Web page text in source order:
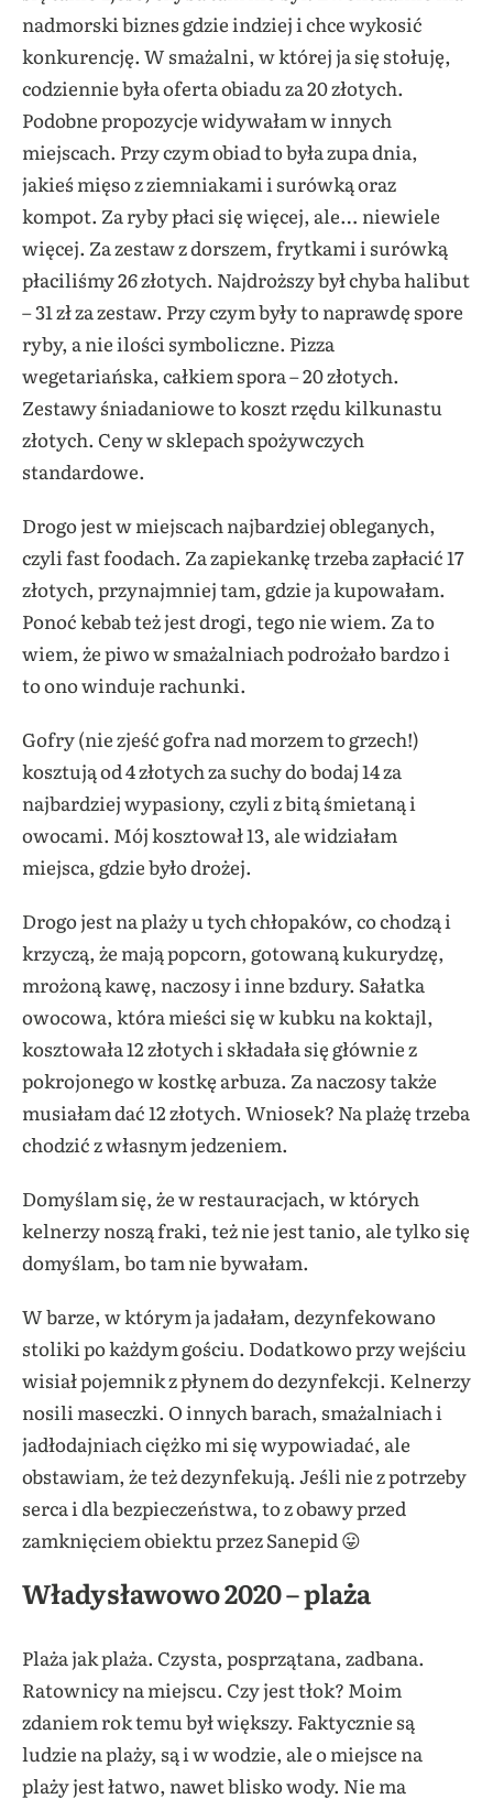
nadmorski biznes gdzie indziej i chce wykosić
konkurencję. W smażalni, w której ja się stołuję,
codziennie była oferta obiadu za 20 złotych.
Podobne propozycje widywałam w innych
miejscach. Przy czym obiad to była zupa dnia,
jakieś mięso z ziemniakami i surówką oraz
kompot. Za ryby płaci się więcej, ale… niewiele
więcej. Za zestaw z dorszem, frytkami i surówką
płaciliśmy 26 złotych. Najdroższy był chyba halibut
– 31 zł za zestaw. Przy czym były to naprawdę spore
ryby, a nie ilości symboliczne. Pizza
wegetariańska, całkiem spora – 20 złotych.
Zestawy śniadaniowe to koszt rzędu kilkunastu
złotych. Ceny w sklepach spożywczych
standardowe.
Drogo jest w miejscach najbardziej obleganych,
czyli fast foodach. Za zapiekankę trzeba zapłacić 17
złotych, przynajmniej tam, gdzie ja kupowałam.
Ponoć kebab też jest drogi, tego nie wiem. Za to
wiem, że piwo w smażalniach podrożało bardzo i
to ono winduje rachunki.
Gofry (nie zjeść gofra nad morzem to grzech!)
kosztują od 4 złotych za suchy do bodaj 14 za
najbardziej wypasiony, czyli z bitą śmietaną i
owocami. Mój kosztował 13, ale widziałam
miejsca, gdzie było drożej.
Drogo jest na plaży u tych chłopaków, co chodzą i
krzyczą, że mają popcorn, gotowaną kukurydzę,
mrożoną kawę, naczosy i inne bzdury. Sałatka
owocowa, która mieści się w kubku na koktajl,
kosztowała 12 złotych i składała się głównie z
pokrojonego w kostkę arbuza. Za naczosy także
musiałam dać 12 złotych. Wniosek? Na plażę trzeba
chodzić z własnym jedzeniem.
Domyślam się, że w restauracjach, w których
kelnerzy noszą fraki, też nie jest tanio, ale tylko się
domyślam, bo tam nie bywałam.
W barze, w którym ja jadałam, dezynfekowano
stoliki po każdym gościu. Dodatkowo przy wejściu
wisiał pojemnik z płynem do dezynfekcji. Kelnerzy
nosili maseczki. O innych barach, smażalniach i
jadłodajniach ciężko mi się wypowiadać, ale
obstawiam, że też dezynfekują. Jeśli nie z potrzeby
serca i dla bezpieczeństwa, to z obawy przed
zamknięciem obiektu przez Sanepid 😛
Władysławowo 2020 – plaża
Plaża jak plaża. Czysta, posprzątana, zadbana.
Ratownicy na miejscu. Czy jest tłok? Moim
zdaniem rok temu był większy. Faktycznie są
ludzie na plaży, są i w wodzie, ale o miejsce na
plaży jest łatwo, nawet blisko wody. Nie ma